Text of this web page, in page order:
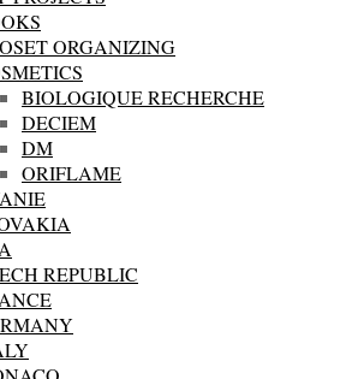
ORGANIZING
BIOLOGIQUE RECHERCHE
DECIEM
DM
ORIFLAME
REPUBLIC